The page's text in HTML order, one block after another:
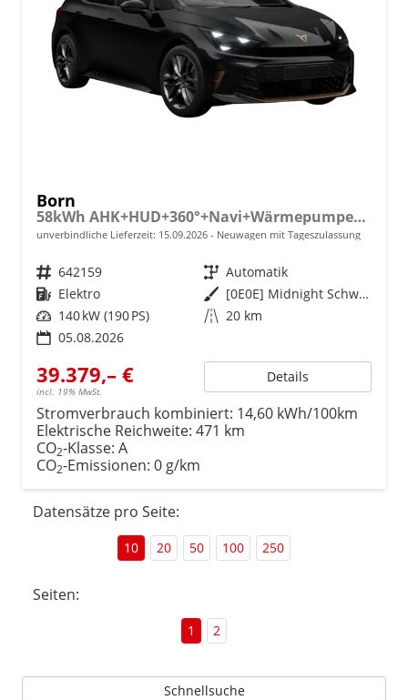
Born
58kWh AHK+HUD+360°+Navi+Wärmepumpe+Dinamica+GV5
unverbindliche Lieferzeit: 15.09.2026 Neuwagen mit Tageszulassung
Fahrzeugnr. 642159 Getriebe Automatik
Kraftstoff Elektro Außenfarbe
[0E0E] Midnight Schwarz Metallic
Leistung 140 kW (190 PS) Kilometerstand 20 km
05.08.2026
39.379,– €
incl. 19% MwSt.
Details
Stromverbrauch kombiniert: 14,60 kWh/100km
Elektrische Reichweite: 471 km
CO2-Klasse: A
CO2-Emissionen: 0 g/km
Datensätze pro Seite:
10 20 50 100 250
Seiten:
1 2
Schnellsuche